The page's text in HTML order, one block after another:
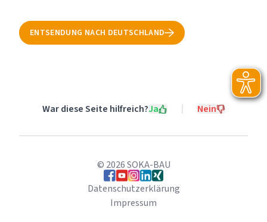
ENTSENDUNG NACH DEUTSCHLAND
War diese Seite hilfreich?Ja Nein
© 2026SOKA-BAU
Folgen Sie uns auf Facebook
Folgen Sie uns auf YouTube
Folgen Sie uns auf Instagram
Folgen Sie uns auf LinkedIn
Folgen Sie uns auf Xing
Datenschutzerklärung
Impressum